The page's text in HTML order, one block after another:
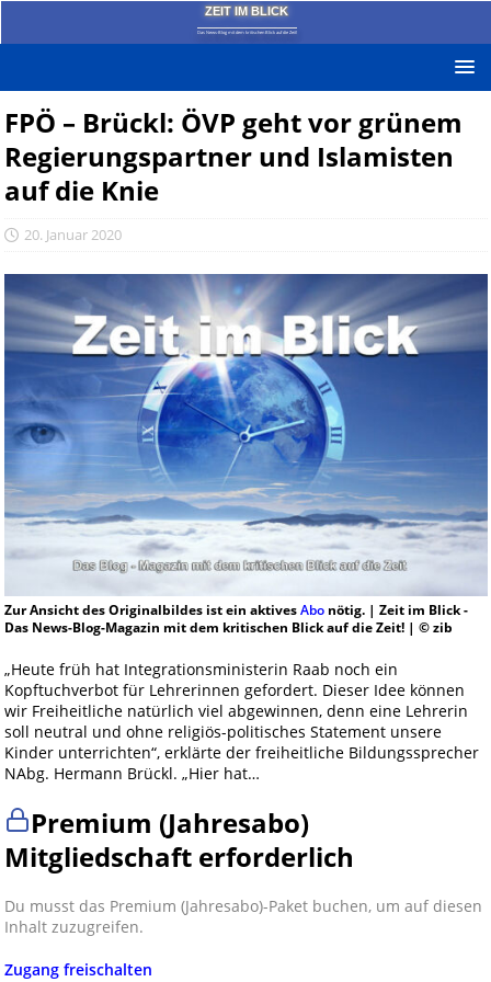
ZEIT IM BLICK
Das News-Blog mit dem kritischen Blick auf die Zeit!
FPÖ – Brückl: ÖVP geht vor grünem
Regierungspartner und Islamisten
auf die Knie
20. Januar 2020
Zur Ansicht des Originalbildes ist ein aktivesAbonötig. | Zeit im Blick -
Das News-Blog-Magazin mit dem kritischen Blick auf die Zeit! | © zib
„Heute früh hat Integrationsministerin Raab noch ein
Kopftuchverbot für Lehrerinnen gefordert. Dieser Idee können
wir Freiheitliche natürlich viel abgewinnen, denn eine Lehrerin
soll neutral und ohne religiös-politisches Statement unsere
Kinder unterrichten“, erklärte der freiheitliche Bildungssprecher
NAbg. Hermann Brückl. „Hier hat…
Premium (Jahresabo)
Mitgliedschaft erforderlich
Du musst das Premium (Jahresabo)-Paket buchen, um auf diesen
Inhalt zuzugreifen.
Zugang freischalten